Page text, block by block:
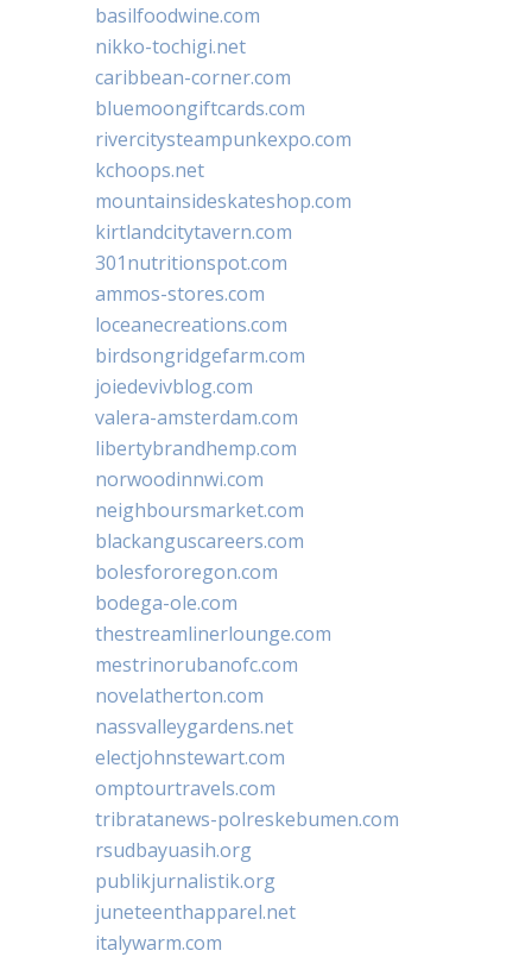
basilfoodwine.com
nikko-tochigi.net
caribbean-corner.com
bluemoongiftcards.com
rivercitysteampunkexpo.com
kchoops.net
mountainsideskateshop.com
kirtlandcitytavern.com
301nutritionspot.com
ammos-stores.com
loceanecreations.com
birdsongridgefarm.com
joiedevivblog.com
valera-amsterdam.com
libertybrandhemp.com
norwoodinnwi.com
neighboursmarket.com
blackanguscareers.com
bolesfororegon.com
bodega-ole.com
thestreamlinerlounge.com
mestrinorubanofc.com
novelatherton.com
nassvalleygardens.net
electjohnstewart.com
omptourtravels.com
tribratanews-polreskebumen.com
rsudbayuasih.org
publikjurnalistik.org
juneteenthapparel.net
italywarm.com